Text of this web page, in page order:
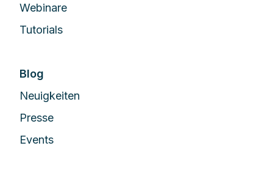
Webinare
Tutorials
Blog
Neuigkeiten
Presse
Events